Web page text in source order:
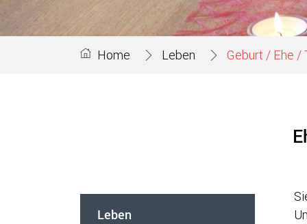
Home Leben Geburt / Ehe /
Leben